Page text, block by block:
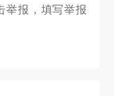
举报，填写举报